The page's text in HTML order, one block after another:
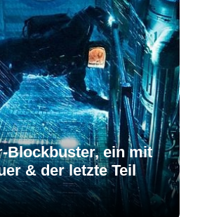
Blockbuster, ein mit
& der letzte Teil